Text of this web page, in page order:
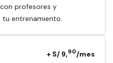
profesores y
entrenamiento.
+ S/ 9,90/mes